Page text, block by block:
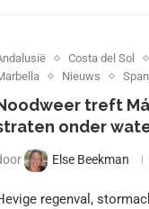
Costa del Sol
Nieuws
treft
onder
Else Beekman
regenval,